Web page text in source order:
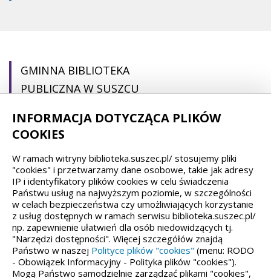
GMINNA BIBLIOTEKA
PUBLICZNA W SUSZCU
pl. Ogrodowa 22
43-267 Suszec
(32) 44 88 692
gbp@suszec.pl
gbpsuszec@gmail.com
Spełniamy standardy dostępności oraz W3C
INFORMACJA DOTYCZĄCA PLIKÓW
COOKIES
W ramach witryny biblioteka.suszec.pl/ stosujemy pliki
"cookies" i przetwarzamy dane osobowe, takie jak adresy
IP i identyfikatory plików cookies w celu świadczenia
Państwu usług na najwyższym poziomie, w szczególności
w celach bezpieczeństwa czy umożliwiających korzystanie
z usług dostępnych w ramach serwisu biblioteka.suszec.pl/
np. zapewnienie ułatwień dla osób niedowidzących tj.
"Narzędzi dostępności". Więcej szczegółów znajdą
Państwo w naszej Polityce plików "cookies" (menu: RODO
- Obowiązek Informacyjny - Polityka plików "cookies").
Mogą Państwo samodzielnie zarządzać plikami "cookies",